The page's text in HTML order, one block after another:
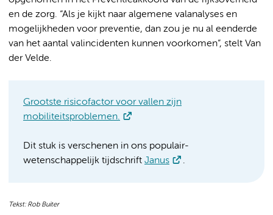
en de zorg. “Als je kijkt naar algemene valanalyses en
mogelijkheden voor preventie, dan zou je nu al eenderde
van het aantal valincidenten kunnen voorkomen”, stelt Van
der Velde.
Grootste risicofactor voor vallen zijn
mobiliteitsproblemen.
Dit stuk is verschenen in ons populair-
wetenschappelijk tijdschrift Janus .
Tekst: Rob Buiter